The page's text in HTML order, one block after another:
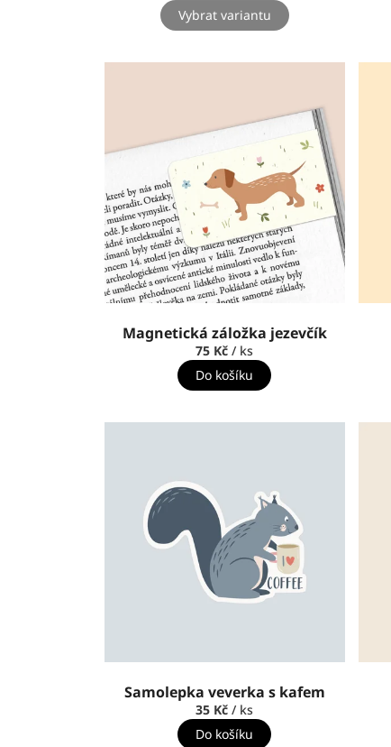
Vybrat variantu
Magnetická záložka jezevčík
75 Kč/ ks
Do košíku
Samolepka veverka s kafem
35 Kč/ ks
Do košíku